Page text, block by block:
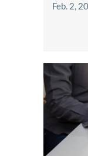
Feb. 2,